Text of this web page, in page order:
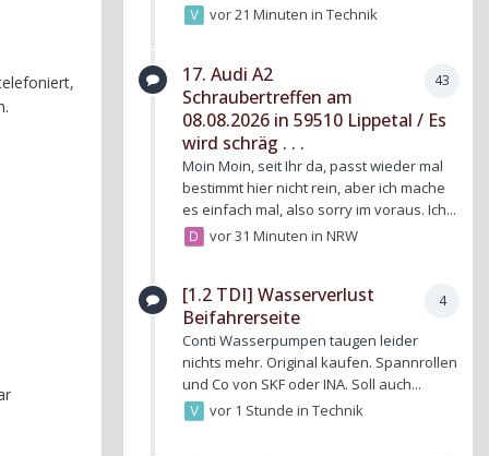
vor 21 MinuteninTechnik
43
17. Audi A2
Schraubertreffen am
08.08.2026 in 59510 Lippetal / Es
wird schräg . . .
Moin Moin, seit Ihr da, passt wieder mal
bestimmt hier nicht rein, aber ich mache
es einfach mal, also sorry im voraus. Ich...
vor 31 MinuteninNRW
4
[1.2 TDI] Wasserverlust
Beifahrerseite
Conti Wasserpumpen taugen leider
nichts mehr. Original kaufen. Spannrollen
und Co von SKF oder INA. Soll auch...
vor 1 Stunde inTechnik